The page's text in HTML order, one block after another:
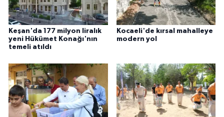
Keşan'da 177 milyon liralık
yeni Hükümet Konağı'nın
temeli atıldı
Kocaeli'de kırsal mahalleye
modern yol